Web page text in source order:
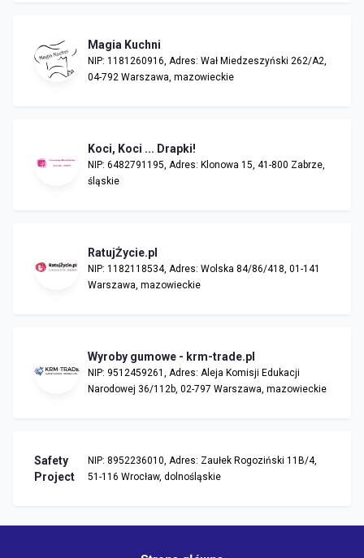
Magia Kuchni
NIP: 1181260916, Adres: Wał Miedzeszyński 262/A2,
04-792 Warszawa, mazowieckie
Koci, Koci ... Drapki!
NIP: 6482791195, Adres: Klonowa 15, 41-800 Zabrze,
śląskie
RatujŻycie.pl
NIP: 1182118534, Adres: Wolska 84/86/418, 01-141
Warszawa, mazowieckie
Wyroby gumowe - krm-trade.pl
NIP: 9512459261, Adres: Aleja Komisji Edukacji
Narodowej 36/112b, 02-797 Warszawa, mazowieckie
Safety
Project
NIP: 8952236010, Adres: Zaułek Rogoziński 11B/4,
51-116 Wrocław, dolnośląskie